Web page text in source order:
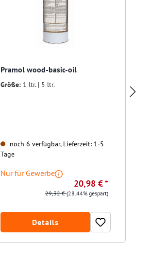
Pramol wood-basic-oil
Größe: 1 ltr. | 5 ltr.
noch 6 verfügbar, Lieferzeit: 1-5
Tage
Nur für Gewerbe
20,98 € *
29,32 €(28.44% gespart)
Details